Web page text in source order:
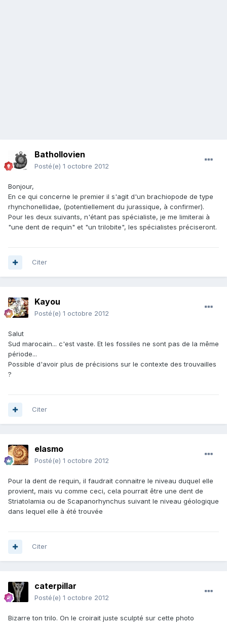
Bathollovien
Posté(e) 1 octobre 2012
Bonjour,
En ce qui concerne le premier il s'agit d'un brachiopode de type
rhynchonellidae, (potentiellement du jurassique, à confirmer).
Pour les deux suivants, n'étant pas spécialiste, je me limiterai à
"une dent de requin" et "un trilobite", les spécialistes préciseront.
Citer
Kayou
Posté(e) 1 octobre 2012
Salut
Sud marocain... c'est vaste. Et les fossiles ne sont pas de la même
période...
Possible d'avoir plus de précisions sur le contexte des trouvailles
?
Citer
elasmo
Posté(e) 1 octobre 2012
Pour la dent de requin, il faudrait connaitre le niveau duquel elle
provient, mais vu comme ceci, cela pourrait être une dent de
Striatolamia ou de Scapanorhynchus suivant le niveau géologique
dans lequel elle à été trouvée
Citer
caterpillar
Posté(e) 1 octobre 2012
Bizarre ton trilo. On le croirait juste sculpté sur cette photo